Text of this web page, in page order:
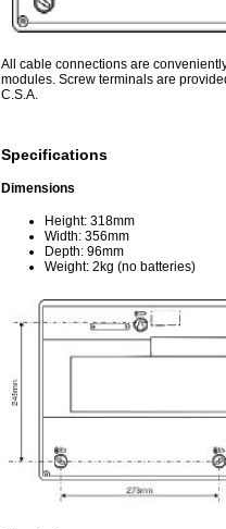
All cable connections are
modules. Screw terminals are
C.S.A.
Specifications
Dimensions
Height: 318mm
Width: 356mm
Depth: 96mm
Weight: 2kg (no batteries)